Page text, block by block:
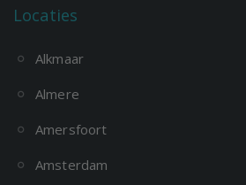
Locaties
Alkmaar
Almere
Amersfoort
Amsterdam